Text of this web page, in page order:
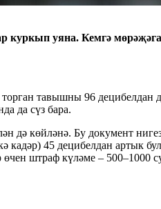
уяна. Кемгә
тавышны 96 децибелдан
да сүз бара.
дә көйләнә. Бу документ
кадәр) 45 децибелдан артык
штраф күләме – 500–1000